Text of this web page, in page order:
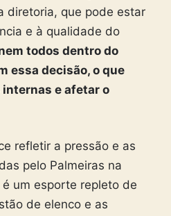
diretoria, que pode estar
e à qualidade do
todos dentro do
essa decisão, o que
e afetar o
refletir a pressão e as
pelo Palmeiras na
um esporte repleto de
de elenco e as